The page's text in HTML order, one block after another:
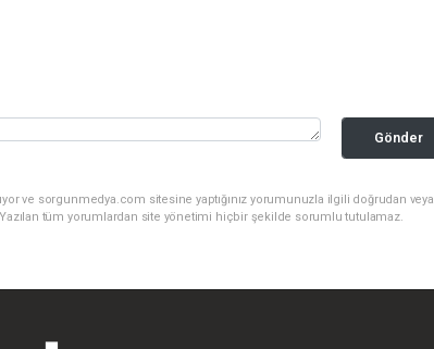
Gönder
ve sorgunmedya.com sitesine yaptığınız yorumunuzla ilgili doğrudan veya
tüm yorumlardan site yönetimi hiçbir şekilde sorumlu tutulamaz.